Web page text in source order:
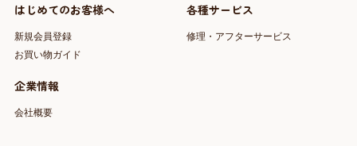
はじめてのお客様へ
新規会員登録
お買い物ガイド
各種サービス
修理・アフターサービス
企業情報
会社概要